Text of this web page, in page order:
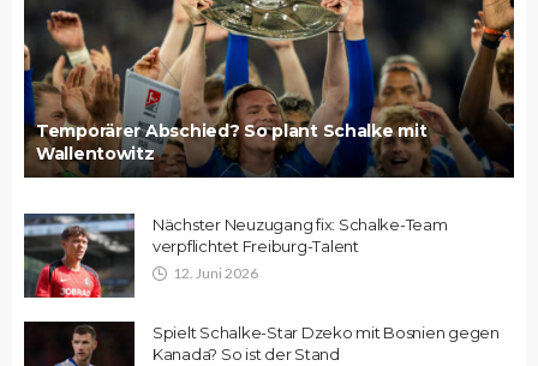
Temporärer Abschied? So plant Schalke mit
Wallentowitz
Nächster Neuzugang fix: Schalke-Team
verpflichtet Freiburg-Talent
12. Juni 2026
Spielt Schalke-Star Dzeko mit Bosnien gegen
Kanada? So ist der Stand